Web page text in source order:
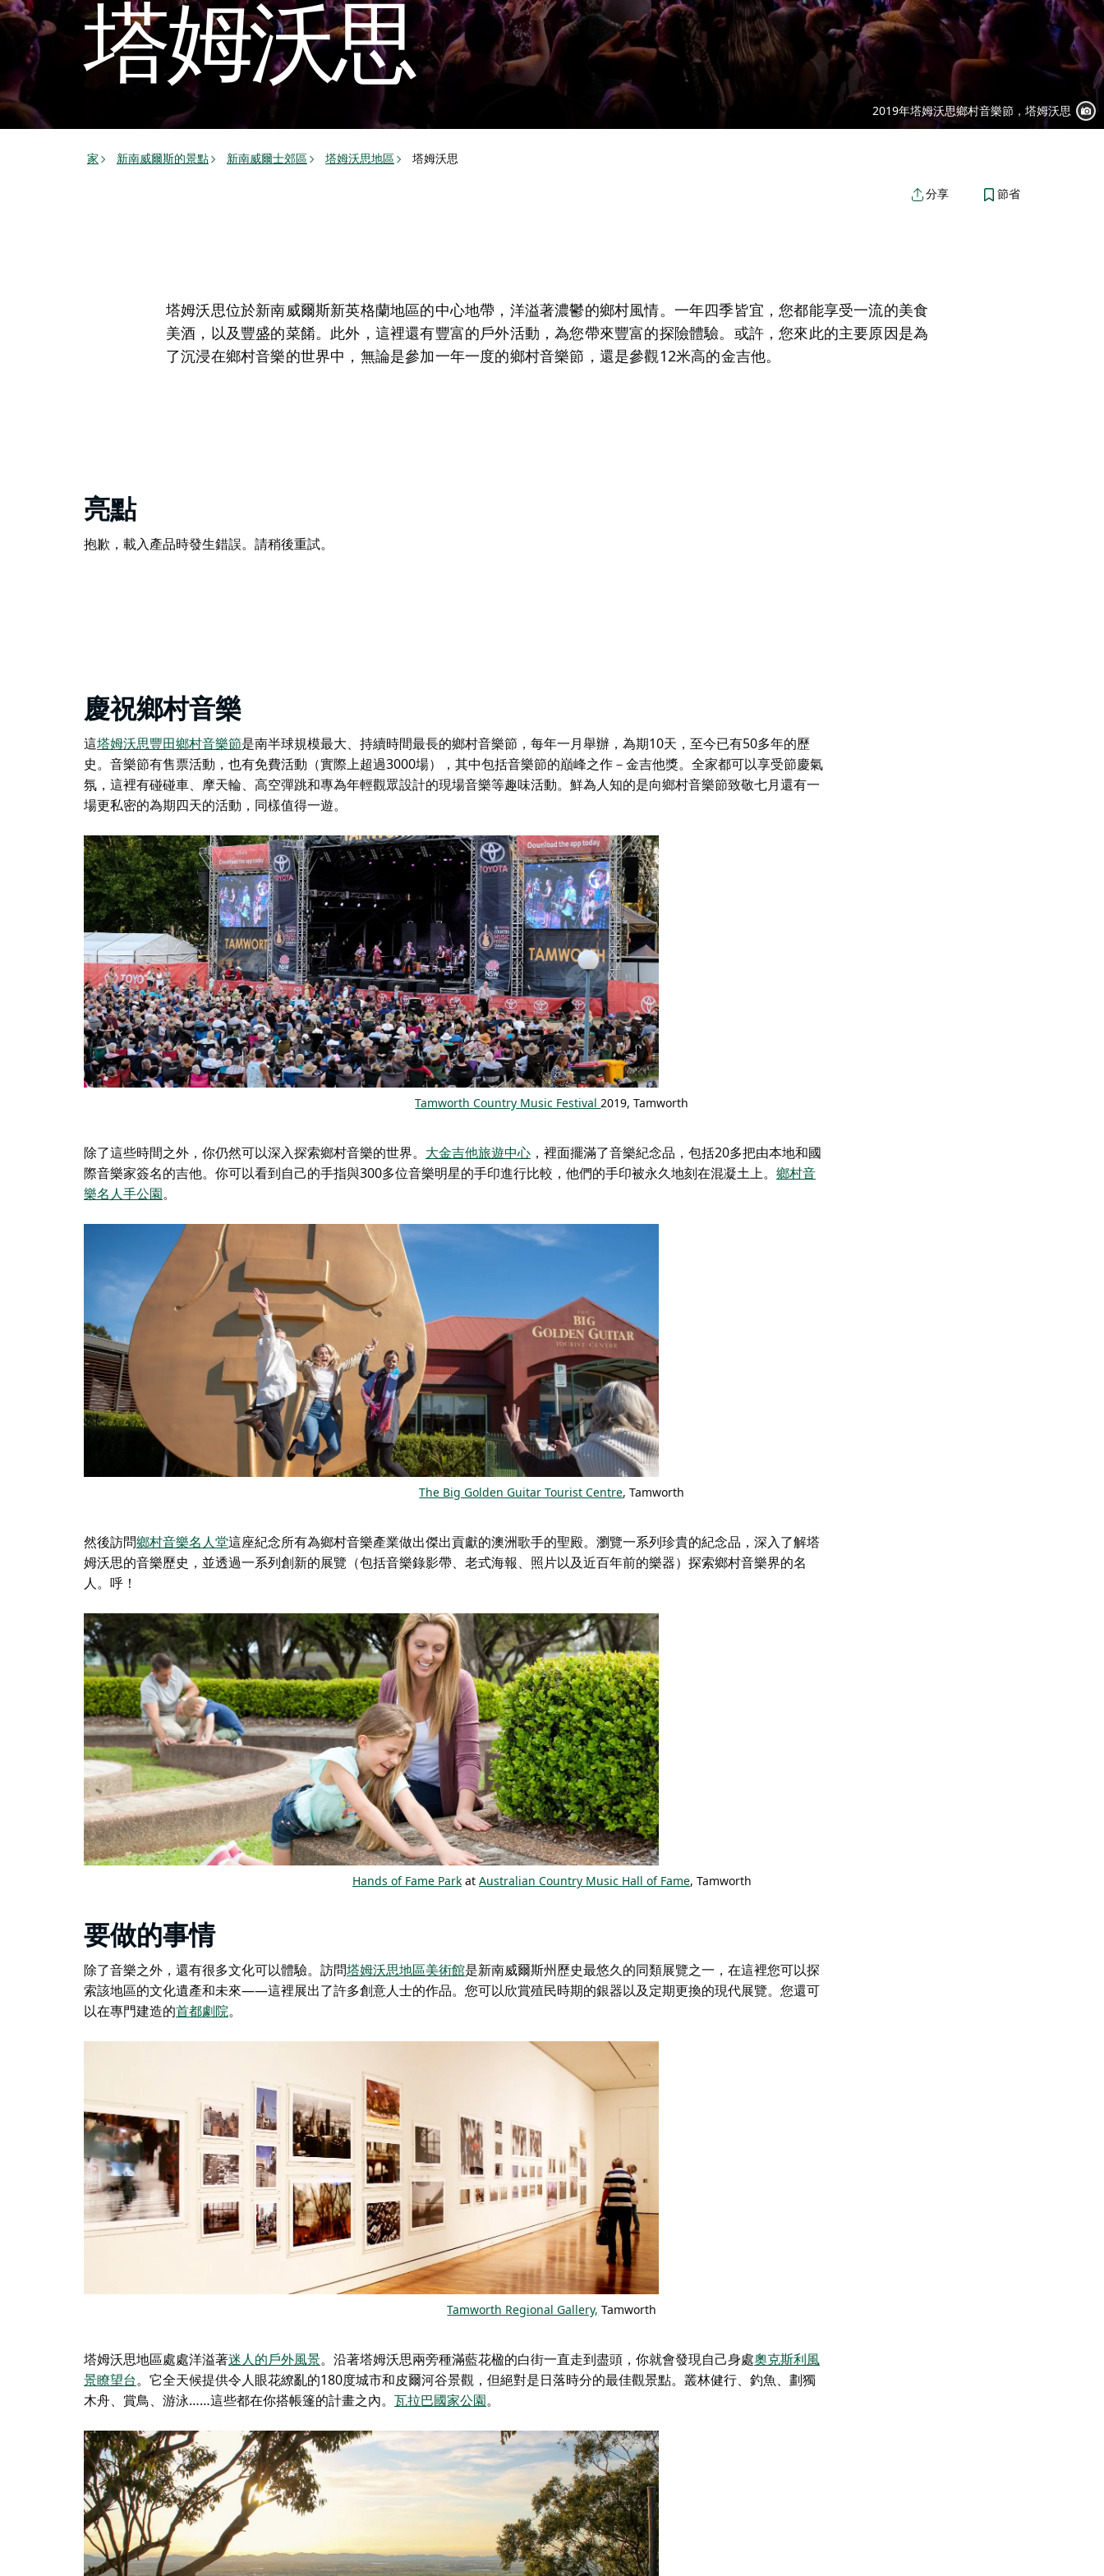
塔姆沃思
2019年塔姆沃思鄉村音樂節，塔姆沃思
家 新南威爾斯的景點 新南威爾士郊區 塔姆沃思地區 塔姆沃思
分享 節省
塔姆沃思位於新南威爾斯新英格蘭地區的中心地帶，洋溢著濃鬱的鄉村風情。一年四季皆宜，您都能享受一流的美食
美酒，以及豐盛的菜餚。此外，這裡還有豐富的戶外活動，為您帶來豐富的探險體驗。或許，您來此的主要原因是為
了沉浸在鄉村音樂的世界中，無論是參加一年一度的鄉村音樂節，還是參觀12米高的金吉他。
亮點
抱歉，載入產品時發生錯誤。請稍後重試。
慶祝鄉村音樂
這塔姆沃思豐田鄉村音樂節是南半球規模最大、持續時間最長的鄉村音樂節，每年一月舉辦，為期10天，至今已有50多年的歷
史。音樂節有售票活動，也有免費活動（實際上超過3000場），其中包括音樂節的巔峰之作－金吉他獎。全家都可以享受節慶氣
氛，這裡有碰碰車、摩天輪、高空彈跳和專為年輕觀眾設計的現場音樂等趣味活動。鮮為人知的是向鄉村音樂節致敬七月還有一
場更私密的為期四天的活動，同樣值得一遊。
Tamworth Country Music Festival2019, Tamworth
除了這些時間之外，你仍然可以深入探索鄉村音樂的世界。 大金吉他旅遊中心 ，裡面擺滿了音樂紀念品，包括20多把由本地和國
際音樂家簽名的吉他。你可以看到自己的手指與300多位音樂明星的手印進行比較，他們的手印被永久地刻在混凝土上。 鄉村音
樂名人手公園。
The Big Golden Guitar Tourist Centre, Tamworth
然後訪問鄉村音樂名人堂這座紀念所有為鄉村音樂產業做出傑出貢獻的澳洲歌手的聖殿。瀏覽一系列珍貴的紀念品，深入了解塔
姆沃思的音樂歷史，並透過一系列創新的展覽（包括音樂錄影帶、老式海報、照片以及近百年前的樂器）探索鄉村音樂界的名
人。呼！
Hands of Fame Parkat Australian Country Music Hall of Fame, Tamworth
要做的事情
除了音樂之外，還有很多文化可以體驗。訪問塔姆沃思地區美術館是新南威爾斯州歷史最悠久的同類展覽之一，在這裡您可以探
索該地區的文化遺產和未來——這裡展出了許多創意人士的作品。您可以欣賞殖民時期的銀器以及定期更換的現代展覽。您還可
以在專門建造的首都劇院。
Tamworth Regional Gallery, Tamworth
塔姆沃思地區處處洋溢著迷人的戶外風景。沿著塔姆沃思兩旁種滿藍花楹的白街一直走到盡頭，你就會發現自己身處奧克斯利風
景瞭望台。它全天候提供令人眼花繚亂的180度城市和皮爾河谷景觀，但絕對是日落時分的最佳觀景點。叢林健行、釣魚、劃獨
木舟、賞鳥、游泳……這些都在你搭帳篷的計畫之內。 瓦拉巴國家公園。